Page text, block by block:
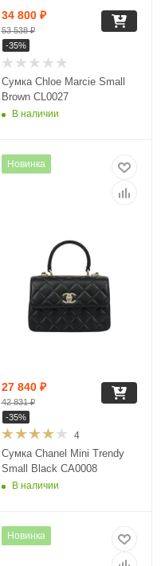
Сумка Chloe Marcie Small
Brown CL0027
В наличии
34 800₽
53 538₽
-35%
Новинка
4
Сумка Chanel Mini Trendy
Small Black CA0008
В наличии
27 840₽
42 831₽
-35%
Новинка